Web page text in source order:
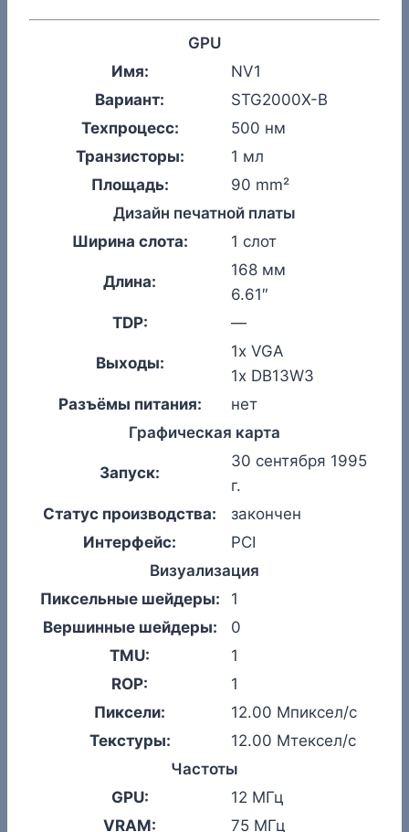
GPU
Имя:
NV1
Вариант:
STG2000X-B
Техпроцесс:
500 нм
Транзисторы:
1 мл
Площадь:
90 mm²
Дизайн печатной платы
Ширина слота:
1 слот
Длина:
168 мм
6.61″
TDP:
—
Выходы:
1x VGA
1x DB13W3
Разъёмы питания:
нет
Графическая карта
Запуск:
30 сентября 1995
г.
Статус производства:
закончен
Интерфейс:
PCI
Визуализация
Пиксельные шейдеры:
1
Вершинные шейдеры:
0
TMU:
1
ROP:
1
Пиксели:
12.00 Мпиксел/с
Текстуры:
12.00 Мтексел/с
Частоты
GPU:
12 МГц
VRAM:
75 МГц